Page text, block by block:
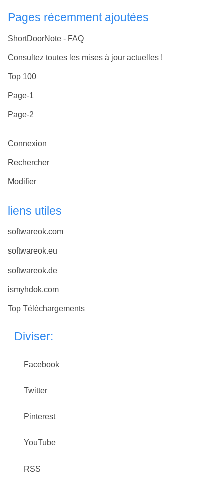
Pages récemment ajoutées
ShortDoorNote - FAQ
Consultez toutes les mises à jour actuelles !
Top 100
Page-1
Page-2
Connexion
Rechercher
Modifier
liens utiles
softwareok.com
softwareok.eu
softwareok.de
ismyhdok.com
Top Téléchargements
Diviser:
Facebook
Twitter
Pinterest
YouTube
RSS